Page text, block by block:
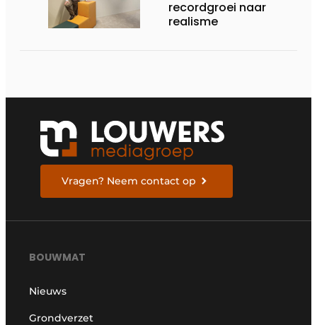
recordgroei naar
realisme
Vragen? Neem contact op
BOUWMAT
Nieuws
Grondverzet